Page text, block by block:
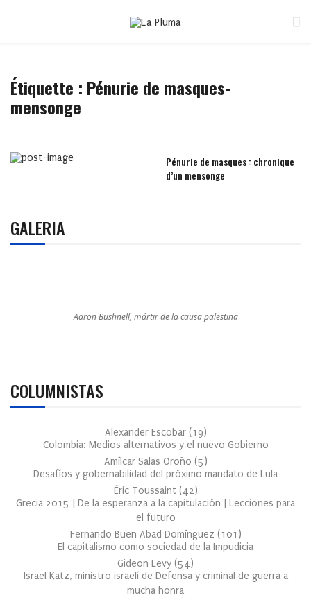
Étiquette : Pénurie de masques-
mensonge
Pénurie de masques : chronique
d’un mensonge
GALERIA
Aaron Bushnell, mártir de la causa palestina
COLUMNISTAS
Alexander Escobar (19)
Colombia: Medios alternativos y el nuevo Gobierno
Amílcar Salas Oroño (5)
Desafíos y gobernabilidad del próximo mandato de Lula
Éric Toussaint (42)
Grecia 2015 | De la esperanza a la capitulación | Lecciones para
el futuro
Fernando Buen Abad Domínguez (101 )
El capitalismo como sociedad de la Impudicia
Gideon Levy (54)
Israel Katz, ministro israelí de Defensa y criminal de guerra a
mucha honra